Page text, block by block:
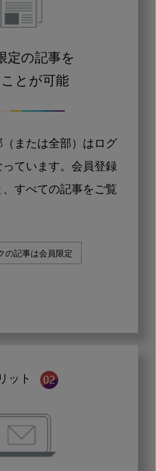
定の記事を
とが可能
または全部）はログ
ています。会員登録
、すべての記事をご覧
の記事は会員限定
ット